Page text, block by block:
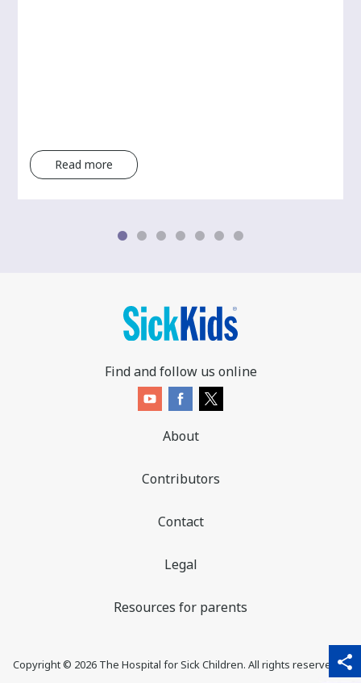
share
qr_code_scanner
content_copy
Read more
Find and follow us online
About
Contributors
Contact
Legal
Resources for parents
Copyright © 2026The Hospital for Sick Children. All rights reserved. ♥